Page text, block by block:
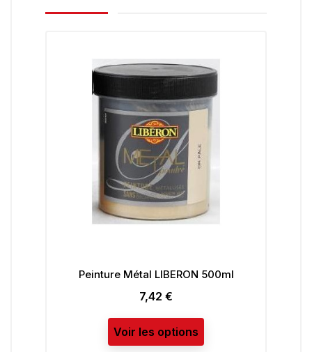
Peinture Métal LIBERON 500ml
Prix
7,42 €
Voir les options